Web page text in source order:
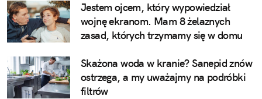
Jestem ojcem, który wypowiedział
wojnę ekranom. Mam 8 żelaznych
zasad, których trzymamy się w domu
Skażona woda w kranie? Sanepid znów
ostrzega, a my uważajmy na podróbki
filtrów